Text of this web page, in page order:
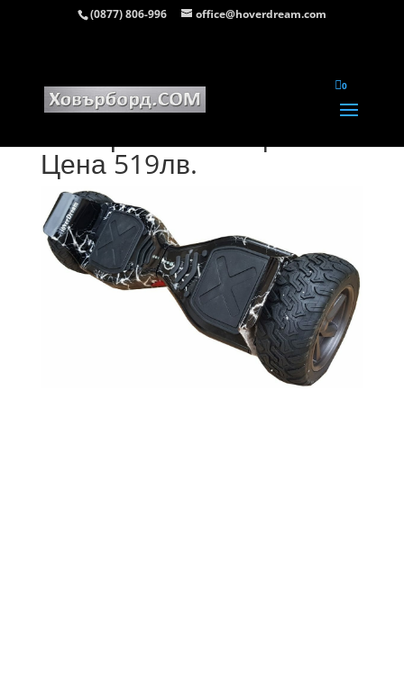
(0877) 806-996 office@hoverdream.com
0
Ховърборд 8.5 инча
Цена 519лв.